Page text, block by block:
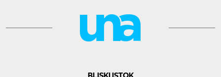
BLISKI ISTOK